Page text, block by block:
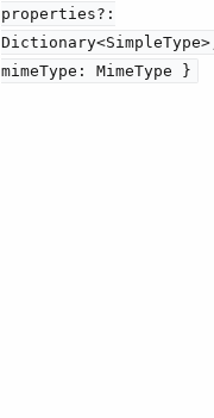
properties?:
mimeType: MimeType }